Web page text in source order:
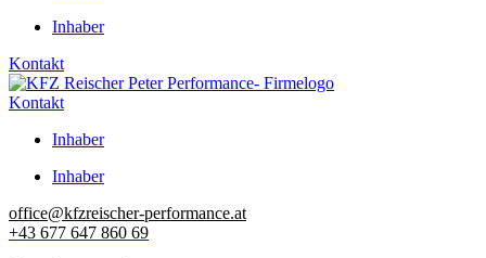
Inhaber
Kontakt
Kontakt
Inhaber
Inhaber
office@kfzreischer-performance.at
+43 677 647 860 69